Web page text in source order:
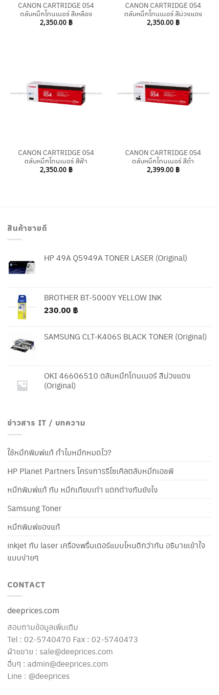
CANON CARTRIDGE 054
ตลับหมึกโทนเนอร์ สีเหลือง
2,350.00 ฿
CANON CARTRIDGE 054
ตลับหมึกโทนเนอร์ สีม่วงแดง
2,350.00 ฿
CANON CARTRIDGE 054
ตลับหมึกโทนเนอร์ สีฟ้า
2,350.00 ฿
CANON CARTRIDGE 054
ตลับหมึกโทนเนอร์ สีดำ
2,399.00 ฿
สินค้าขายดี
HP 49A Q5949A TONER LASER (Original)
BROTHER BT-5000Y YELLOW INK
230.00 ฿
SAMSUNG CLT-K406S BLACK TONER (Original)
OKI 46606510 ตลับหมึกโทนเนอร์ สีม่วงแดง
(Original)
ข่าวสาร IT / บทความ
ใช้หมึกพิมพ์แท้ ทำไมหมึกหมดไว?
HP Planet Partners โครงการรีไซเคิลตลับหมึกเอชพี
หมึกพิมพ์แท้ กับ หมึกเทียบเท่า แตกต่างกันยังไง
Samsung Toner
หมึกพิมพ์ของแท้
inkjet กับ laser เครื่องพริ้นเตอร์แบบไหนดีกว่ากัน อธิบายเข้าใจ
แบบง่ายๆ
CONTACT
deeprices.com
สอบถามข้อมูลเพิ่มเติม
Tel : 02-5740470 Fax : 02-5740473
ฝ่ายขาย : sale@deeprices.com
อื่นๆ : admin@deeprices.com
Line : @deeprices